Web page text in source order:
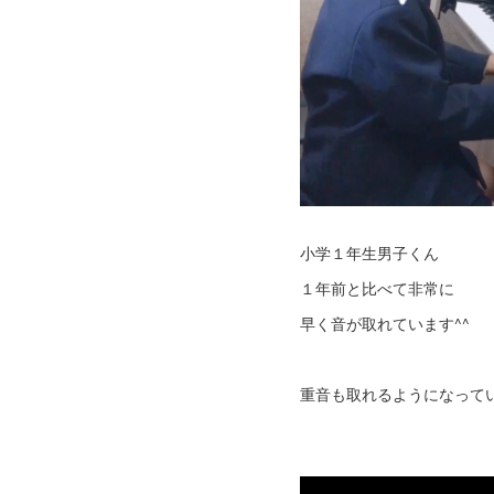
小学１年生男子くん
１年前と比べて非常に
早く音が取れています^^
重音も取れるようになって